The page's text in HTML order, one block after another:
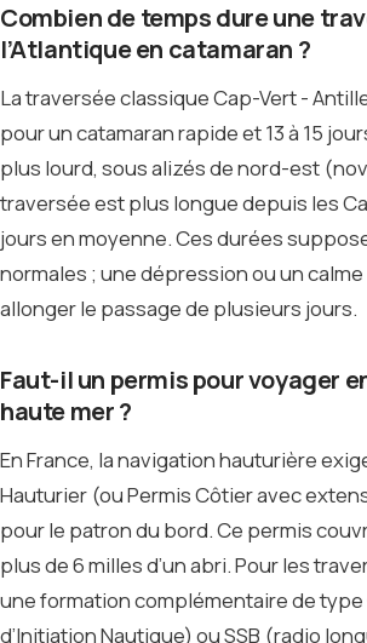
Combien de temps dure une
l’Atlantique en catamaran ?
La traversée classique Cap-Vert -
pour un catamaran rapide et 13 à 15
plus lourd, sous alizés de nord-est
traversée est plus longue depuis les
jours en moyenne. Ces durées
normales ; une dépression ou un
allonger le passage de plusieurs jours.
Faut-il un permis pour voyager
haute mer ?
En France, la navigation hauturière
Hauturier (ou Permis Côtier avec
pour le patron du bord. Ce permis
plus de 6 milles d’un abri. Pour les
une formation complémentaire de type
d’Initiation Nautique) ou SSB (radio